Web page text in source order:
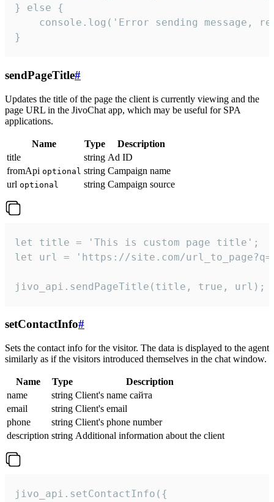
} else {
console.log('Error sending message,
}
sendPageTitle#
Updates the title of the page the client is currently viewing and the
page URL in the JivoChat app, which may be useful for SPA
applications.
Name Type
Description
title
string Ad ID
fromApi optional string Campaign name
url optional string Campaign source
let title = 'This is custom page title';
let url = 'https://site.com/
jivo_api.sendPageTitle(title, true, url);
setContactInfo#
Sets the contact info for the visitor. The data is displayed to the agent
similarly as if the visitors introduced themselves in the chat window.
Name Type
Description
name
string Client's name сайта
email
string Client's email
phone
string Client's phone number
description string Additional information about the client
jivo_api.setContactInfo({